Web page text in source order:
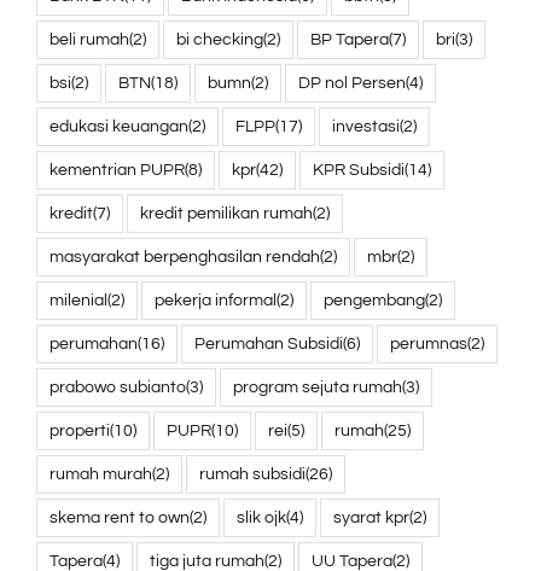
beli rumah(2) bi checking(2) BP Tapera(7) bri(3)
bsi(2) BTN(18) bumn(2) DP nol Persen(4)
edukasi keuangan(2) FLPP(17) investasi(2)
kementrian PUPR(8) kpr(42) KPR Subsidi(14)
kredit(7) kredit pemilikan rumah(2)
masyarakat berpenghasilan rendah(2) mbr(2)
milenial (2) pekerja informal (2) pengembang(2)
perumahan(16) Perumahan Subsidi(6) perumnas(2)
prabowo subianto(3) program sejuta rumah(3)
properti(10) PUPR(10) rei(5) rumah(25)
rumah murah(2) rumah subsidi(26)
skema rent to own(2) slik ojk(4) syarat kpr(2)
Tapera(4) tiga juta rumah(2) UU Tapera(2)